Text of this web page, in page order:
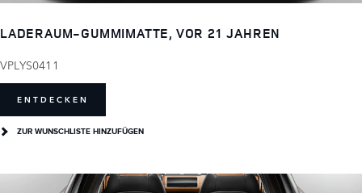
LADERAUM-GUMMIMATTE, VOR 21 JAHREN
VPLYS0411
ENTDECKEN
ZUR WUNSCHLISTE HINZUFÜGEN